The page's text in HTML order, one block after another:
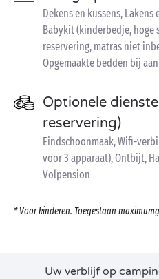
Dekens en kussens,
Babykit (kinderbedje, hoge
reservering, matras niet
Opgemaakte bedden bij
Optionele
reservering)
Eindschoonmaak, Wifi-
voor 3 apparaat), Ontbijt,
Volpension
* Voor kinderen. Toegestaan
Uw verblijf op